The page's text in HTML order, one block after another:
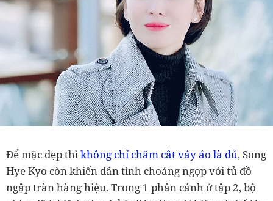
Để mặc đẹp thìkhông chỉ chăm cắt váy áo là đủ, Song
Hye Kyo còn khiến dân tình choáng ngợp với tủ đồ
ngập tràn hàng hiệu. Trong 1 phân cảnh ở tập 2, bộ